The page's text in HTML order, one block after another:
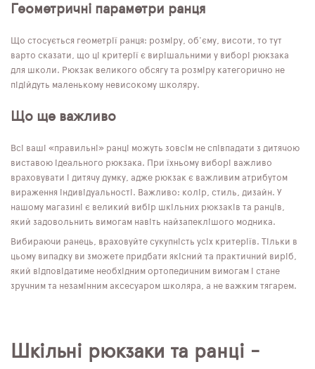
Геометричні параметри ранця
Що стосується геометрії ранця: розміру, об'єму, висоти, то тут
варто сказати, що ці критерії є вирішальними у виборі рюкзака
для школи. Рюкзак великого обсягу та розміру категорично не
підійдуть маленькому невисокому школяру.
Що ще важливо
Всі ваші «правильні» ранці можуть зовсім не співпадати з дитячою
виставою ідеального рюкзака. При їхньому виборі важливо
враховувати і дитячу думку, адже рюкзак є важливим атрибутом
вираження індивідуальності. Важливо: колір, стиль, дизайн. У
нашому магазині є великий вибір шкільних рюкзаків та ранців,
який задовольнить вимогам навіть найзапеклішого модника.
Вибираючи ранець, враховуйте сукупність усіх критеріїв. Тільки в
цьому випадку ви зможете придбати якісний та практичний виріб,
який відповідатиме необхідним ортопедичним вимогам і стане
зручним та незамінним аксесуаром школяра, а не важким тягарем.
Шкільні рюкзаки та ранці -